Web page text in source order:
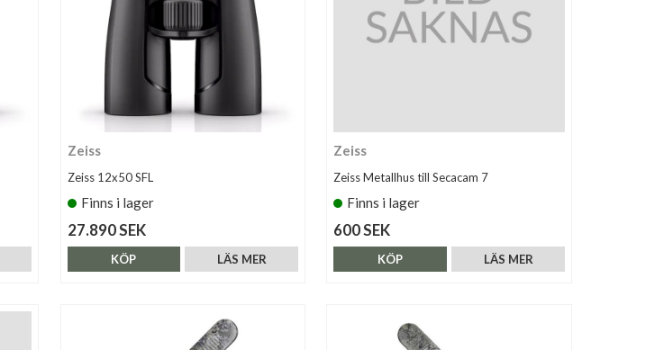
Zeiss
Zeiss 12x50 SFL
Finns i lager
27.890 SEK
LÄS MER
KÖP
Zeiss
Zeiss Metallhus till Secacam 7
Finns i lager
600 SEK
LÄS MER
KÖP